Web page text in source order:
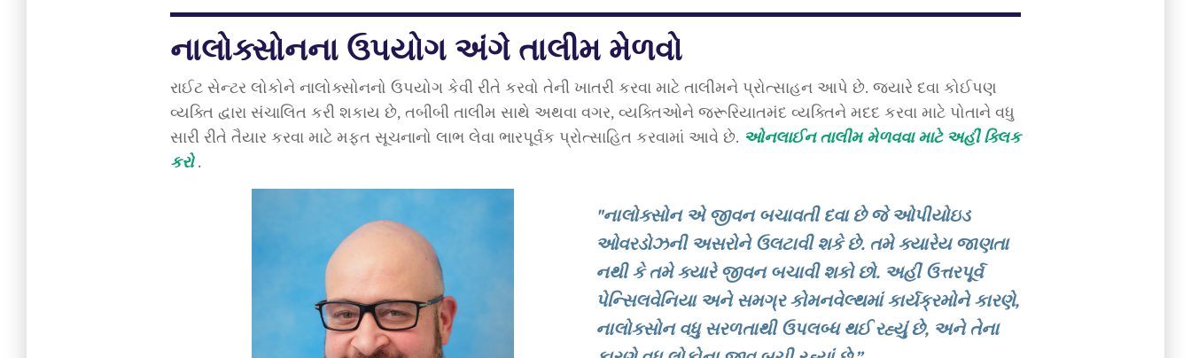
નાલોક્સોનના ઉપયોગ અંગે તાલીમ મેળવો
રાઈટ સેન્ટર લોકોને નાલોક્સોનનો ઉપયોગ કેવી રીતે કરવો તેની ખાતરી કરવા માટે તાલીમને પ્રોત્સાહન આપે છે. જ્યારે દવા કોઈપણ
વ્યક્તિ દ્વારા સંચાલિત કરી શકાય છે, તબીબી તાલીમ સાથે અથવા વગર, વ્યક્તિઓને જરૂરિયાતમંદ વ્યક્તિને મદદ કરવા માટે પોતાને વધુ
સારી રીતે તૈયાર કરવા માટે મફત સૂચનાનો લાભ લેવા ભારપૂર્વક પ્રોત્સાહિત કરવામાં આવે છે. ઓનલાઈન તાલીમ મેળવવા માટે અહીં ક્લિક
કરો.
"નાલોક્સોન એ જીવન બચાવતી દવા છે જે ઓપીયોઇડ
ઓવરડોઝની અસરોને ઉલટાવી શકે છે. તમે ક્યારેય જાણતા
નથી કે તમે ક્યારે જીવન બચાવી શકો છો. અહીં ઉત્તરપૂર્વ
પેન્સિલવેનિયા અને સમગ્ર કોમનવેલ્થમાં કાર્યક્રમોને કારણે,
નાલોક્સોન વધુ સરળતાથી ઉપલબ્ધ થઈ રહ્યું છે, અને તેના